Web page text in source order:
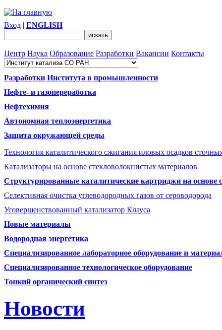
Вход | ENGLISH
Центр Наука Образование Разработки Вакансии Контакты
Разработки Института в промышленности
Нефте- и газопереработка
Нефтехимия
Автономная теплоэнергетика
Защита окружающей среды
Технология каталитического сжигания иловых осадков
Катализаторы на основе стекловолокнистых материалов
Структурированные каталитические картриджи на основе
Селективная очистка углеводородных газов от сероводорода
Усовершенствованный катализатор Клауса
Новые материалы
Водородная энергетика
Специализированное лабораторное оборудование и
Специализированное технологическое оборудование
Тонкий органический синтез
Новости